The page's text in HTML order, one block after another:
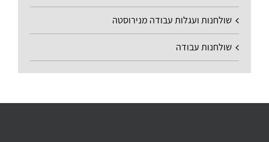
שולחנות ועגלות עבודה מנירוסטה
שולחנות עבודה